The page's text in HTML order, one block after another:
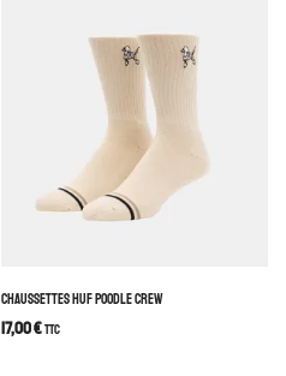
CHAUSSETTES HUF POODLE CREW
17,00€TTC